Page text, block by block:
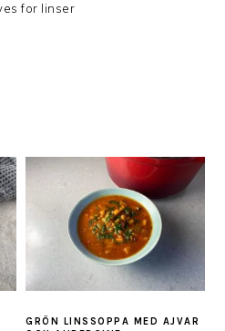
for linser
GRÖN LINSSOPPA MED AJVAR